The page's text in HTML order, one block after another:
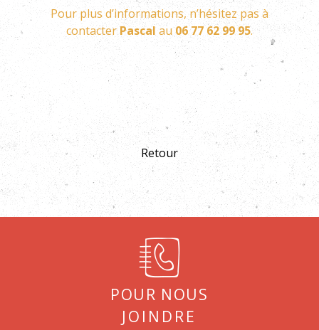
Pour plus d’informations, n’hésitez pas à
contacter Pascal au 06 77 62 99 95.
Retour
Pour nous
joindre